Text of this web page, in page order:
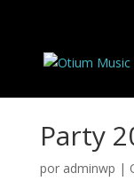
Party
por adminwp |